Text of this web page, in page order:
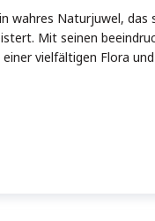
wahres Naturjuwel, das
Mit seinen
vielfältigen Flora